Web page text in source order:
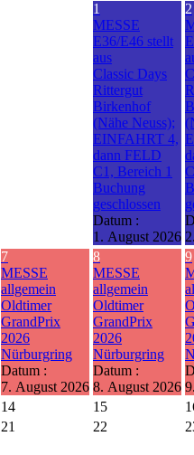
1
MESSE
E36/E46 stellt
aus
Classic Days
Rittergut
Birkenhof
(Nähe Neuss);
EINFAHRT 4,
dann FELD
C1, Bereich 1
Buchung
geschlossen
Datum :
1. August 2026
2
7
MESSE
allgemein
Oldtimer
GrandPrix
2026
Nürburgring
Datum :
7. August 2026
8
MESSE
allgemein
Oldtimer
GrandPrix
2026
Nürburgring
Datum :
8. August 2026
9
14 15
21 22